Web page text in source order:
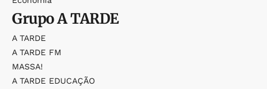
GrupoA TARDE
A TARDE
A TARDE FM
MASSA!
A TARDE EDUCAÇÃO